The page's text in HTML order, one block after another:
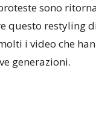
sono
questo
i video che
generazioni.